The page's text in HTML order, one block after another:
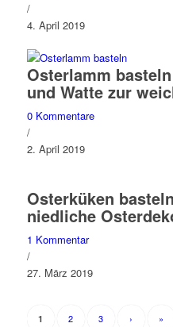
/
4. April 2019
Osterlamm
und Watte zur
0 Kommentare
/
2. April 2019
Osterküken
niedliche
1 Kommentar
/
27. März 2019
1 2 3 › »